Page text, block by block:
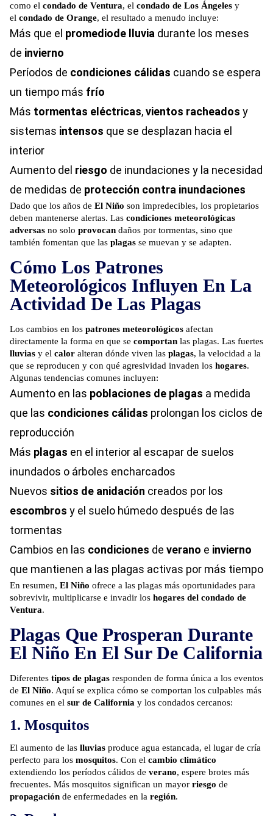
como el condado de Ventura, el condado de Los Ángeles y
el condado de Orange, el resultado a menudo incluye:
Más que el promediode lluvia durante los meses
de invierno
Períodos de condiciones cálidas cuando se espera
un tiempo más frío
Más tormentas eléctricas,vientos racheados y
sistemas intensos que se desplazan hacia el
interior
Aumento del riesgo de inundaciones y la necesidad
de medidas de protección contra inundaciones
Dado que los años de El Niño son impredecibles, los propietarios
deben mantenerse alertas. Las condiciones meteorológicas
adversas no solo provocan daños por tormentas, sino que
también fomentan que las plagas se muevan y se adapten.
Cómo Los Patrones
Meteorológicos Influyen En La
Actividad De Las Plagas
Los cambios en los patrones meteorológicos afectan
directamente la forma en que se comportan las plagas. Las fuertes
lluvias y el calor alteran dónde viven las plagas, la velocidad a la
que se reproducen y con qué agresividad invaden los hogares.
Algunas tendencias comunes incluyen:
Aumento en las poblaciones de plagas a medida
que las condiciones cálidas prolongan los ciclos de
reproducción
Más plagas en el interior al escapar de suelos
inundados o árboles encharcados
Nuevos sitios de anidación creados por los
escombros y el suelo húmedo después de las
tormentas
Cambios en las condiciones de verano e invierno
que mantienen a las plagas activas por más tiempo
En resumen, El Niño ofrece a las plagas más oportunidades para
sobrevivir, multiplicarse e invadir los hogares del condado de
Ventura.
Plagas Que Prosperan Durante
El Niño En El Sur De California
Diferentes tipos de plagas responden de forma única a los eventos
de El Niño. Aquí se explica cómo se comportan los culpables más
comunes en el sur de California y los condados cercanos:
1. Mosquitos
El aumento de las lluvias produce agua estancada, el lugar de cría
perfecto para los mosquitos. Con el cambio climático
extendiendo los períodos cálidos de verano, espere brotes más
frecuentes. Más mosquitos significan un mayor riesgo de
propagación de enfermedades en la región.